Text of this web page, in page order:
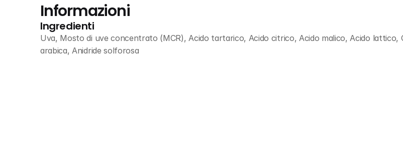
Informazioni
Ingredienti
Uva, Mosto di uve concentrato (MCR), Acido tartarico, Acido citrico, Acido malico, Acido lattico,
arabica, Anidride solforosa